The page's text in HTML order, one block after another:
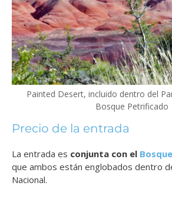
Painted Desert, incluido dentro del
Bosque Petrificado
Precio de la entrada
La entrada es conjunta con el
que ambos están englobados dentro
Nacional.